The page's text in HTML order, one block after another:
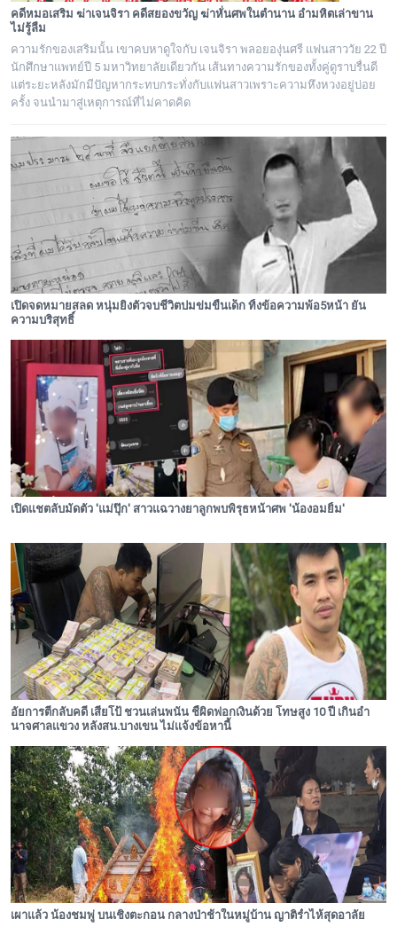
คดีหมอเสริม ฆ่าเจนจิรา คดีสยองขวัญ ฆ่าหั่นศพในตำนาน อำมหิตเล่าขาน
ไม่รู้ลืม
ความรักของเสริมนั้น เขาคบหาดูใจกับ เจนจิรา พลอยองุ่นศรี แฟนสาววัย 22 ปี
นักศึกษาแพทย์ปี 5 มหาวิทยาลัยเดียวกัน เส้นทางความรักของทั้งคู่ดูราบรื่นดี
แต่ระยะหลังมักมีปัญหากระทบกระทั่งกับแฟนสาวเพราะความหึงหวงอยู่บ่อย
ครั้ง จนนำมาสู่เหตุการณ์ที่ไม่คาดคิด
เปิดจดหมายสลด หนุ่มยิงตัวจบชีวิตปมข่มขืนเด็ก ทิ้งข้อความพ้อ5หน้า ยัน
ความบริสุทธิ์
เปิดแชตลับมัดตัว 'แม่ปุ๊ก' สาวแฉวางยาลูกพบพิรุธหน้าศพ 'น้องอมยิ้ม'
อัยการตีกลับคดี เสี่ยโป้ ชวนเล่นพนัน ชี้ผิดฟอกเงินด้วย โทษสูง 10 ปี เกินอำ
นาจศาลเเขวง หลังสน.บางเขน ไม่เเจ้งข้อหานี้
เผาแล้ว น้องชมพู่ บนเชิงตะกอน กลางป่าช้าในหมู่บ้าน ญาติร่ำไห้สุดอาลัย